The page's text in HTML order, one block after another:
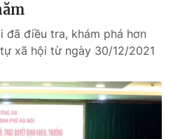
đã điều tra, khám phá hơn
xã hội từ ngày 30/12/2021